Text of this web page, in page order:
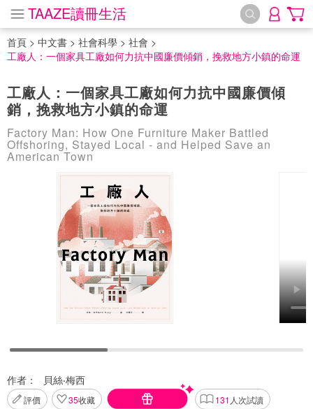
TAAZE讀冊生活
首頁 > 中文書 > 社會科學 > 社會 >
工廠人：一個家具工廠如何力抗中國廉價傾銷，挽救地方小鎮的命運
工廠人：一個家具工廠如何力抗中國廉價傾
銷，挽救地方小鎮的命運
Factory Man: How One Furniture Maker Battled
Offshoring, Stayed Local - and Helped Save an
American Town
作者： 貝絲‧梅西
評價 35收藏 131 人次試讀